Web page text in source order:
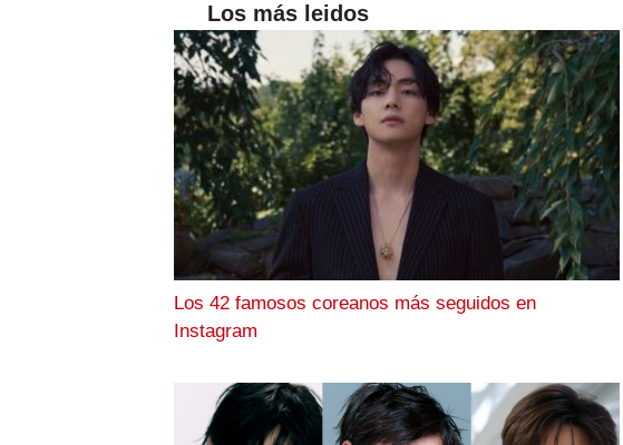
Los más leidos
Los 42 famosos coreanos más seguidos en
Instagram